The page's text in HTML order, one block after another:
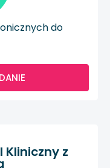
do
Kliniczny z